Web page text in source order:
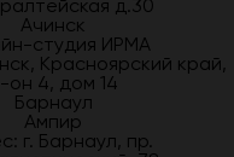
д.30
Ачинск
студия ИРМА
Красноярский край,
он 4, дом 14
Барнаул
Ампир
г. Барнаул, пр.